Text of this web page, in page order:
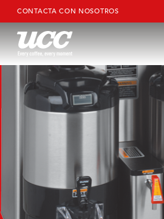
CONTACTA CON NOSOTROS